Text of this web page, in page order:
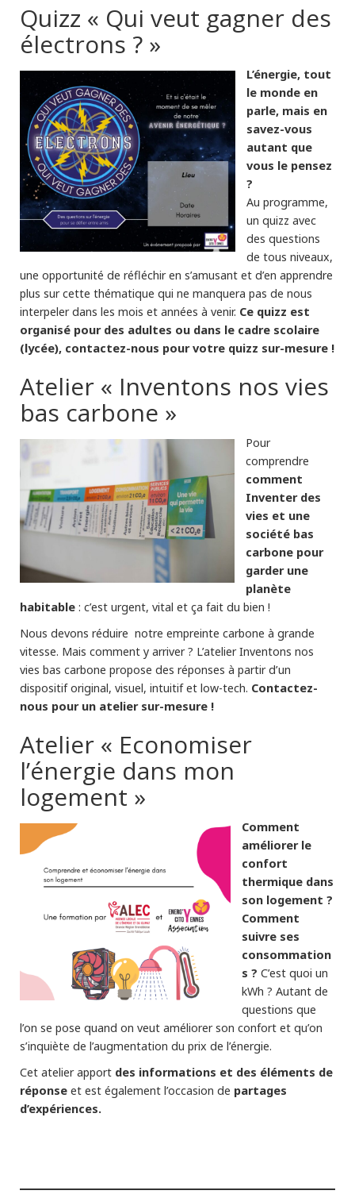
Quizz « Qui veut gagner des
électrons ? »
L’énergie, tout
le monde en
parle, mais en
savez-vous
autant que
vous le pensez
?
Au programme,
un quizz avec
des questions
de tous niveaux,
une opportunité de réfléchir en s’amusant et d’en apprendre
plus sur cette thématique qui ne manquera pas de nous
interpeler dans les mois et années à venir. Ce quizz est
organisé pour des adultes ou dans le cadre scolaire
(lycée), contactez-nous pour votre quizz sur-mesure !
Atelier « Inventons nos vies
bas carbone »
Pour
comprendre
comment
Inventer des
vies et une
société bas
carbone pour
garder une
planète
habitable : c’est urgent, vital et ça fait du bien !
Nous devons réduire notre empreinte carbone à grande
vitesse. Mais comment y arriver ? L’atelier Inventons nos
vies bas carbone propose des réponses à partir d’un
dispositif original, visuel, intuitif et low-tech. Contactez-
nous pour un atelier sur-mesure !
Atelier « Economiser
l’énergie dans mon
logement »
Comment
améliorer le
confort
thermique dans
son logement ?
Comment
suivre ses
consommation
s ?C’est quoi un
kWh ? Autant de
questions que
l’on se pose quand on veut améliorer son confort et qu’on
s’inquiète de l’augmentation du prix de l’énergie.
Cet atelier apport des informations et des éléments de
réponse et est également l’occasion de partages
d’expériences.